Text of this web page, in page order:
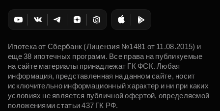
Ипотека от Сбербанк (Лицензия №1481 от 11.08.2015) и
еще 38 ипотечных программ. Все права на публикуемые
на сайте материалы принадлежат ГК ФСК. Любая
информация, представленная на данном сайте, носит
исключительно информационный характер и ни при каких
условиях не является публичной офертой, определяемой
положениями статьи 437 ГК РФ.